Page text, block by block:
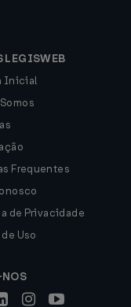
LEGISWEB
Inicial
Frequentes
de Privacidade
Uso